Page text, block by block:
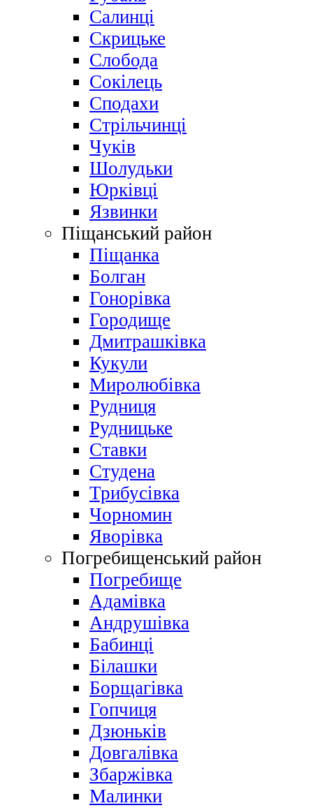
Салинці
Скрицьке
Слобода
Сокілець
Сподахи
Стрільчинці
Чуків
Шолудьки
Юрківці
Язвинки
Піщанський район
Піщанка
Болган
Гонорівка
Городище
Дмитрашківка
Кукули
Миролюбівка
Рудниця
Рудницьке
Ставки
Студена
Трибусівка
Чорномин
Яворівка
Погребищенський район
Погребище
Адамівка
Андрушівка
Бабинці
Білашки
Борщагівка
Гопчиця
Дзюньків
Довгалівка
Збаржівка
Малинки